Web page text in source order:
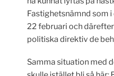
Fastighetsnämnd som
22 februari och
politiska direktiv de
Samma situation med